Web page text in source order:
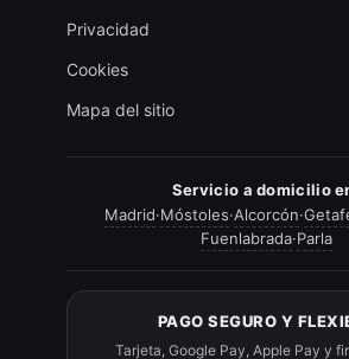
Privacidad
Cookies
Mapa del sitio
Servicio a domicilio
Madrid·Móstoles·Alcorcón·
Fuenlabrada·Parla
PAGO SEGURO Y
Tarjeta, Google Pay, Apple Pay y